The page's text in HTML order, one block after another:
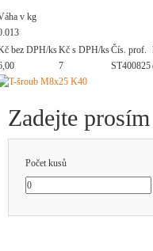
v kg
bez DPH/ksKč s DPH/ksČís. prof.
7 ST400825
Zadejte
Počet kusů